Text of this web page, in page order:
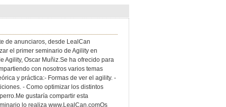
de anunciaros, desde LealCan
el primer seminario de Agility en
Agility, Oscar Muñiz.Se ha ofrecido para
con nosotros varios temas
y práctica:- Formas de ver el agility. -
- Como optimizar los distintos
gustaría compartir esta
lo realiza www.LealCan.comOs